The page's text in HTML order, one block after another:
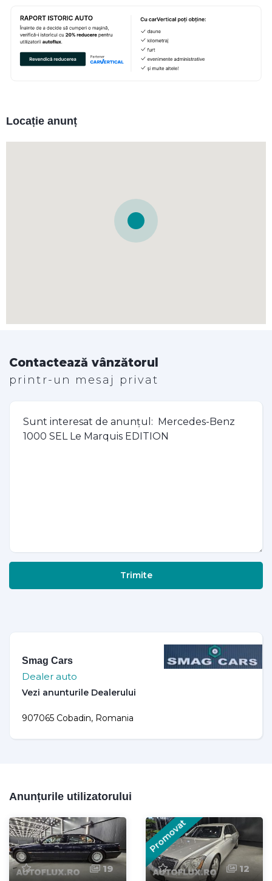
Locație anunț
Contactează vânzătorul
printr-un mesaj privat
Trimite
Smag Cars
Dealer auto
907065 Cobadin, Romania
Anunțurile utilizatorului
19
Promovat
12